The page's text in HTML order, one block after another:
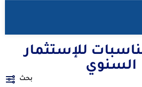
للإستثمار
السنوي
بحث